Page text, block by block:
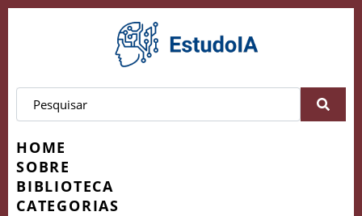
HOME
SOBRE
BIBLIOTECA
CATEGORIAS